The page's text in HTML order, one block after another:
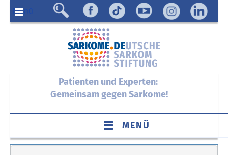
Menü
Patienten und Experten:
Gemeinsam gegen Sarkome!
MENÜ